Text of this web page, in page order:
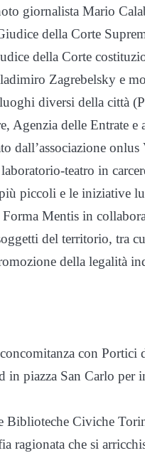
giornalista Mario
della Corte
della Corte
Zagrebelsky e
diversi della città
Agenzia delle Entrate
dall’associazione
teatro in
piccoli e le iniziative
Forma Mentis in
del territorio, tra
della legalità
con Portici
in piazza San Carlo per
Biblioteche Civiche
che si